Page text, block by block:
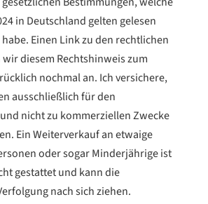
in Deutschland gelten gelesen
Einen Link zu den rechtlichen
diesem Rechtshinweis zum
nochmal an. Ich versichere,
ausschließlich für den
nicht zu kommerziellen Zwecke
Ein Weiterverkauf an etwaige
oder sogar Minderjährige ist
gestattet und kann die
nach sich ziehen.